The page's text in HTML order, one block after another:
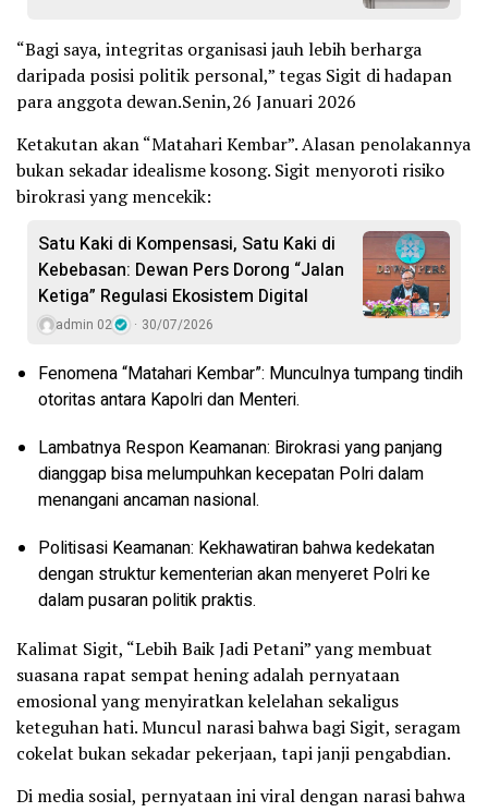
“Bagi saya, integritas organisasi jauh lebih berharga
daripada posisi politik personal,” tegas Sigit di hadapan
para anggota dewan.Senin,26 Januari 2026
Ketakutan akan “Matahari Kembar”. Alasan penolakannya
bukan sekadar idealisme kosong. Sigit menyoroti risiko
birokrasi yang mencekik:
Satu Kaki di Kompensasi, Satu Kaki di
Kebebasan: Dewan Pers Dorong “Jalan
Ketiga” Regulasi Ekosistem Digital
admin 02 30/07/2026
Fenomena “Matahari Kembar”: Munculnya tumpang tindih
otoritas antara Kapolri dan Menteri.
Lambatnya Respon Keamanan: Birokrasi yang panjang
dianggap bisa melumpuhkan kecepatan Polri dalam
menangani ancaman nasional.
Politisasi Keamanan: Kekhawatiran bahwa kedekatan
dengan struktur kementerian akan menyeret Polri ke
dalam pusaran politik praktis.
Kalimat Sigit, “Lebih Baik Jadi Petani” yang membuat
suasana rapat sempat hening adalah pernyataan
emosional yang menyiratkan kelelahan sekaligus
keteguhan hati. Muncul narasi bahwa bagi Sigit, seragam
cokelat bukan sekadar pekerjaan, tapi janji pengabdian.
Di media sosial, pernyataan ini viral dengan narasi bahwa